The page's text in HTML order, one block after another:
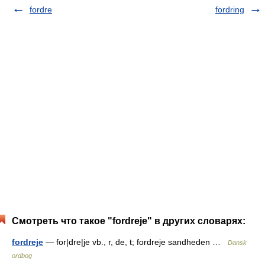
fordre
fordring
Смотреть что такое "fordreje" в других словарях:
fordreje — for|dre|je vb., r, de, t; fordreje sandheden …
Dansk
ordbog